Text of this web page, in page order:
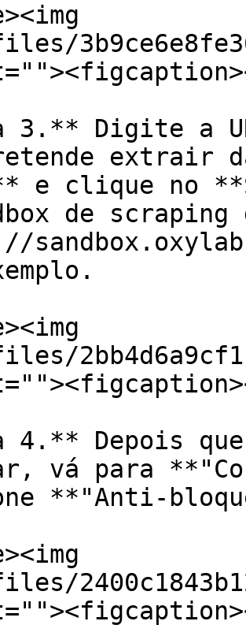
3.** Digite a
extrair
e clique no
de scraping
4.** Depois
vá para
**"Anti-